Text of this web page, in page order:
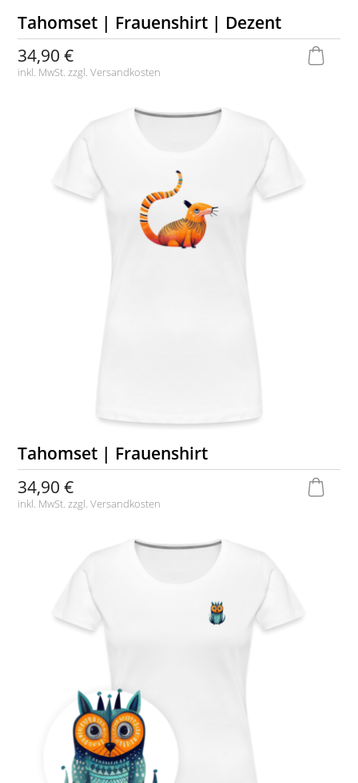
Tahomset | Frauenshirt | Dezent
34,90 €
inkl. MwSt. zzgl.Versandkosten
Tahomset | Frauenshirt
34,90 €
inkl. MwSt. zzgl.Versandkosten